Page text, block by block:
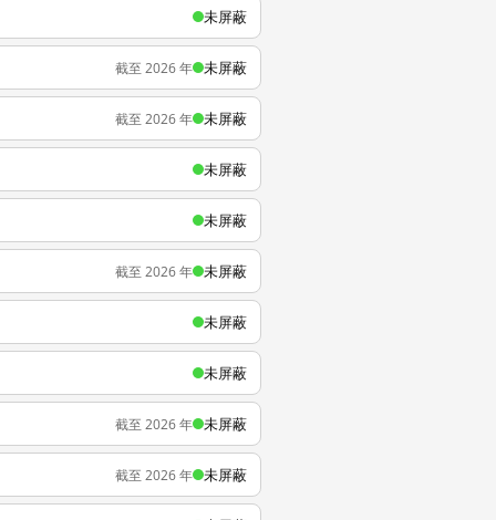
未屏蔽
截至 2026 年 未屏蔽
截至 2026 年 未屏蔽
未屏蔽
未屏蔽
截至 2026 年 未屏蔽
未屏蔽
未屏蔽
截至 2026 年 未屏蔽
截至 2026 年 未屏蔽